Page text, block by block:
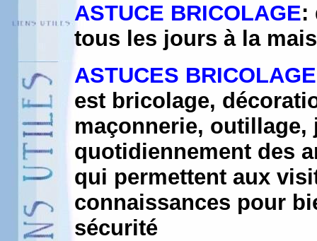
ASTUCE BRICOLAGE:
tous les jours à la
ASTUCES BRICOLAGE
est bricolage,
maçonnerie,
quotidiennement des
qui permettent aux
connaissances pour
sécurité